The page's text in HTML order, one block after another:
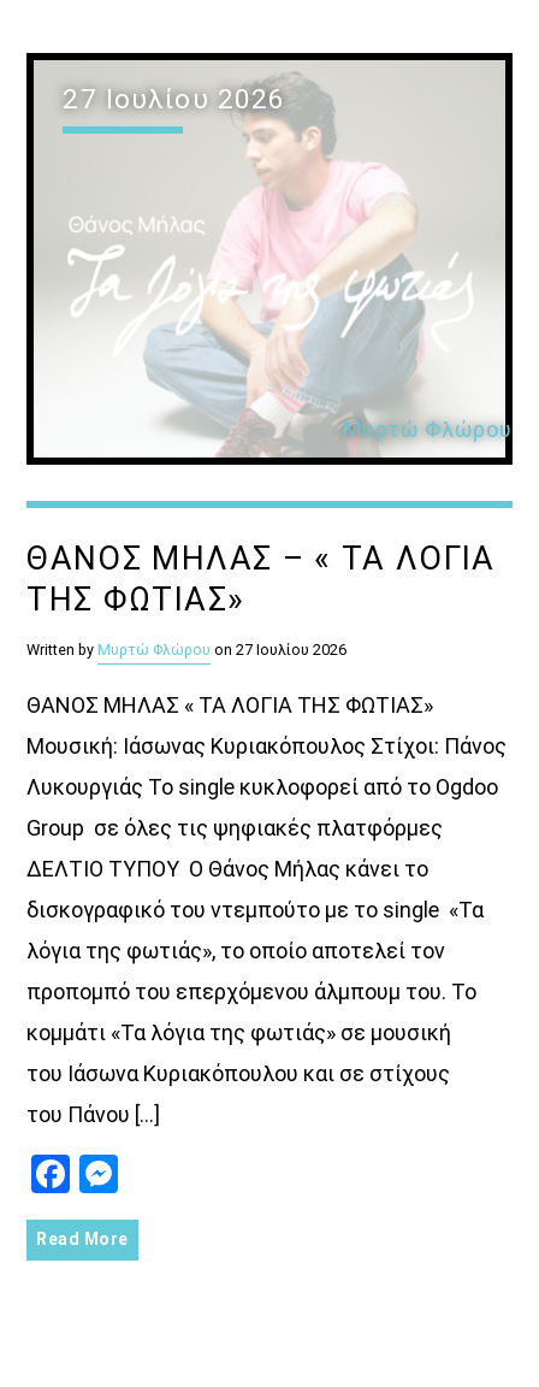
27 Ιουλίου 2026
Μυρτώ Φλώρου
ΘΑΝΟΣ ΜΗΛΑΣ – « ΤΑ ΛΟΓΙΑ
ΤΗΣ ΦΩΤΙΑΣ»
Written byΜυρτώ Φλώρου on 27 Ιουλίου 2026
ΘΑΝΟΣ ΜΗΛΑΣ « ΤΑ ΛΟΓΙΑ ΤΗΣ ΦΩΤΙΑΣ»
Μουσική: Ιάσωνας Κυριακόπουλος Στίχοι: Πάνος
Λυκουργιάς Το single κυκλοφορεί από το Ogdoo
Group σε όλες τις ψηφιακές πλατφόρμες
ΔΕΛΤΙΟ ΤΥΠΟΥ Ο Θάνος Μήλας κάνει το
δισκογραφικό του ντεμπούτο με το single «Τα
λόγια της φωτιάς», το οποίο αποτελεί τον
προπομπό του επερχόμενου άλμπουμ του. Το
κομμάτι «Τα λόγια της φωτιάς» σε μουσική
του Ιάσωνα Κυριακόπουλου και σε στίχους
του Πάνου […]
Facebook
Read More